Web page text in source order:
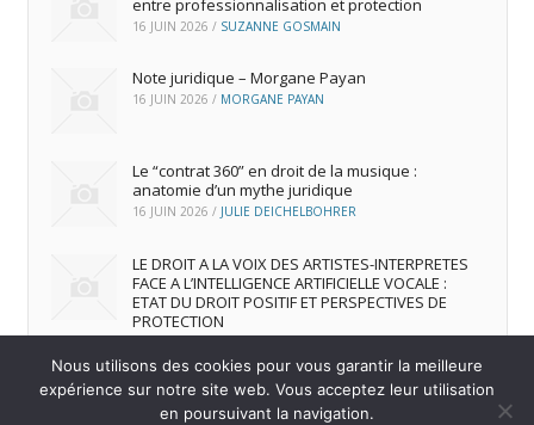
entre professionnalisation et protection
16 JUIN 2026 / SUZANNE GOSMAIN
Note juridique – Morgane Payan
16 JUIN 2026 / MORGANE PAYAN
Le “contrat 360” en droit de la musique :
anatomie d’un mythe juridique
16 JUIN 2026 / JULIE DEICHELBOHRER
LE DROIT A LA VOIX DES ARTISTES-INTERPRETES
FACE A L’INTELLIGENCE ARTIFICIELLE VOCALE :
ETAT DU DROIT POSITIF ET PERSPECTIVES DE
PROTECTION
Nous utilisons des cookies pour vous garantir la meilleure
expérience sur notre site web. Vous acceptez leur utilisation
en poursuivant la navigation.